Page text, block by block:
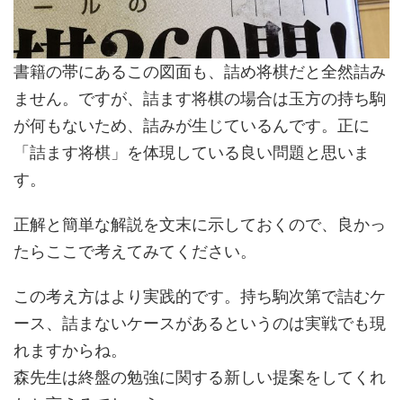
書籍の帯にあるこの図面も、詰め将棋だと全然詰み
ません。ですが、詰ます将棋の場合は玉方の持ち駒
が何もないため、詰みが生じているんです。正に
「詰ます将棋」を体現している良い問題と思いま
す。
正解と簡単な解説を文末に示しておくので、良かっ
たらここで考えてみてください。
この考え方はより実践的です。持ち駒次第で詰むケ
ース、詰まないケースがあるというのは実戦でも現
れますからね。
森先生は終盤の勉強に関する新しい提案をしてくれ